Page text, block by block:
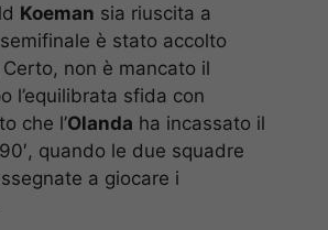
Koeman sia riuscita a
è stato accolto
non è mancato il
l’equilibrata sfida con
che l’Olanda ha incassato il
quando le due squadre
a giocare i